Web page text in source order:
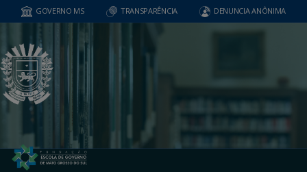
GOVERNO MS TRANSPARÊNCIA DENUNCIA ANÔNIMA